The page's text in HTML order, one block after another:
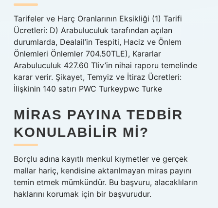
Tarifeler ve Harç Oranlarının Eksikliği (1) Tarifi
Ücretleri: D) Arabuluculuk tarafından açılan
durumlarda, Dealail’in Tespiti, Haciz ve Önlem
Önlemleri Önlemler 704.50TLE), Kararlar
Arabuluculuk 427.60 Tliv’in nihai raporu temelinde
karar verir. Şikayet, Temyiz ve İtiraz Ücretleri:
İlişkinin 140 satırı PWC Turkeypwc Turke
MIRAS PAYINA TEDBIR
KONULABILIR MI?
Borçlu adına kayıtlı menkul kıymetler ve gerçek
mallar hariç, kendisine aktarılmayan miras payını
temin etmek mümkündür. Bu başvuru, alacaklıların
haklarını korumak için bir başvurudur.